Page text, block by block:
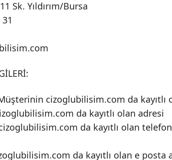
Sk. Yıldırım/Bursa
cizoglubilisim.com da kayıtlı
da kayıtlı olan adresi
da kayıtlı olan
da kayıtlı olan e posta